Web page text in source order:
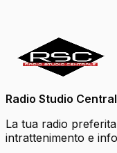
Radio Studio
La tua radio
intrattenimento e